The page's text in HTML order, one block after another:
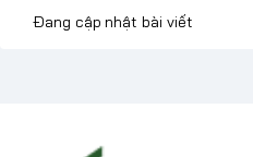
Đang cập nhật bài viết